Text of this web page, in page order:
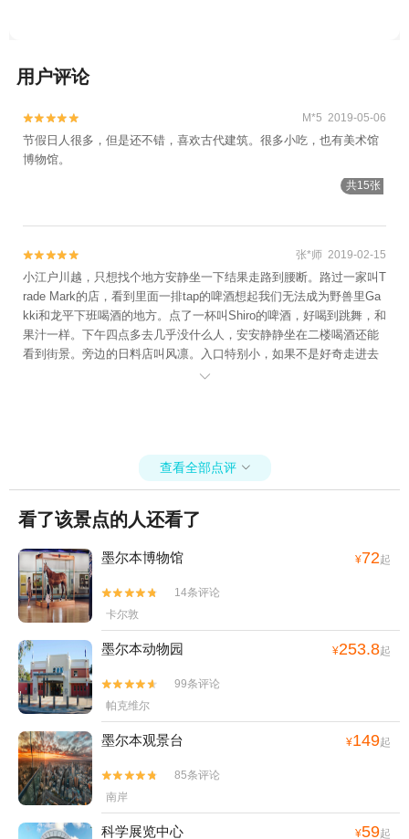
用户评论

 M*5 2019-05-06
节假日人很多，但是还不错，喜欢古代建筑。很多小吃，也有美术馆
博物馆。
共15张

 张*师 2019-02-15
小江户川越，只想找个地方安静坐一下结果走路到腰断。路过一家叫T
rade Mark的店，看到里面一排tap的啤酒想起我们无法成为野兽里Ga
kki和龙平下班喝酒的地方。点了一杯叫Shiro的啤酒，好喝到跳舞，和
果汁一样。下午四点多去几乎没什么人，安安静静坐在二楼喝酒还能
看到街景。旁边的日料店叫风凛。入口特别小，如果不是好奇走进去
看看根本不会发现这里，超级幽静，世外桃源。店里两个招牌套餐一

查看全部点评 
看了该景点的人还看了
墨尔本博物馆 ¥72起


14条评论
卡尔敦
墨尔本动物园 ¥253.8起


99条评论
帕克维尔
墨尔本观景台 ¥149起


85条评论
南岸
科学展览中心 ¥59起